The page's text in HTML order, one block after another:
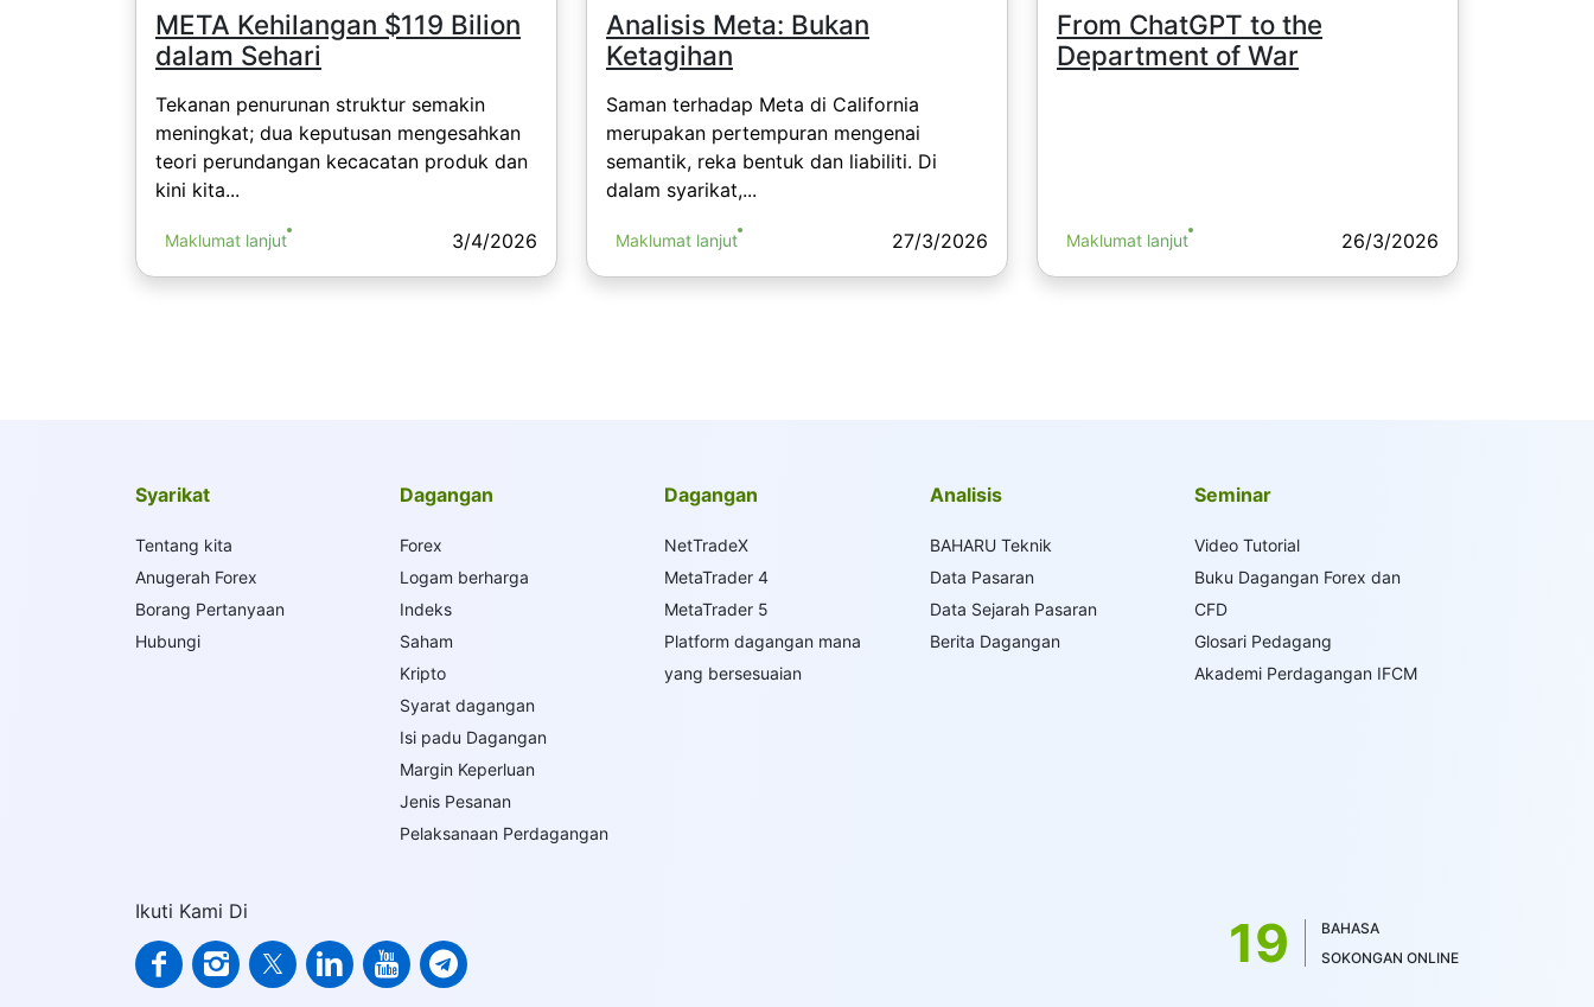
META Kehilangan $119 Bilion
dalam Sehari
Tekanan penurunan struktur semakin
meningkat; dua keputusan mengesahkan
teori perundangan kecacatan produk dan
kini kita...
Maklumat lanjut 3/4/2026
Analisis Meta: Bukan
Ketagihan
Saman terhadap Meta di California
merupakan pertempuran mengenai
semantik, reka bentuk dan liabiliti. Di
dalam syarikat,...
Maklumat lanjut 27/3/2026
From ChatGPT to the
Department of War
Maklumat lanjut 26/3/2026
Syarikat
Tentang kita
Anugerah Forex
Borang Pertanyaan
Hubungi
Dagangan
Forex
Logam berharga
Indeks
Saham
Kripto
Syarat dagangan
Isi padu Dagangan
Margin Keperluan
Jenis Pesanan
Pelaksanaan Perdagangan
Dagangan
NetTradeX
MetaTrader 4
MetaTrader 5
Platform dagangan mana
yang bersesuaian
Analisis
BAHARU Teknik
Data Pasaran
Data Sejarah Pasaran
Berita Dagangan
Seminar
Video Tutorial
Buku Dagangan Forex dan
CFD
Glosari Pedagang
Akademi Perdagangan IFCM
Ikuti Kami Di 19
BAHASA
SOKONGAN ONLINE